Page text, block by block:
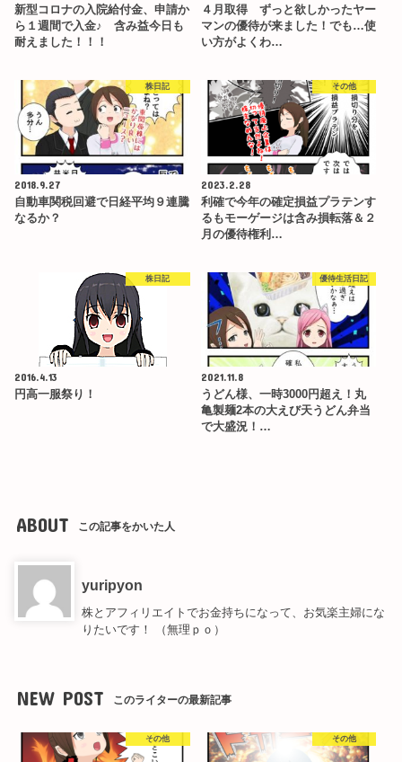
新型コロナの入院給付金、申請か
ら１週間で入金♪ 含み益今日も
耐えました！！！
４月取得 ずっと欲しかったヤー
マンの優待が来ました！でも…使
い方がよくわ…
株日記
2018.9.27
自動車関税回避で日経平均９連騰
なるか？
その他
2023.2.28
利確で今年の確定損益プラテンす
るもモーゲージは含み損転落＆２
月の優待権利…
株日記
2016.4.13
円高一服祭り！
優待生活日記
2021.11.8
うどん様、一時3000円超え！丸
亀製麺2本の大えび天うどん弁当
で大盛況！…
ABOUT この記事をかいた人
yuripyon
株とアフィリエイトでお金持ちになって、お気楽主婦にな
りたいです！ （無理ｐｏ）
NEW POST このライターの最新記事
その他 その他